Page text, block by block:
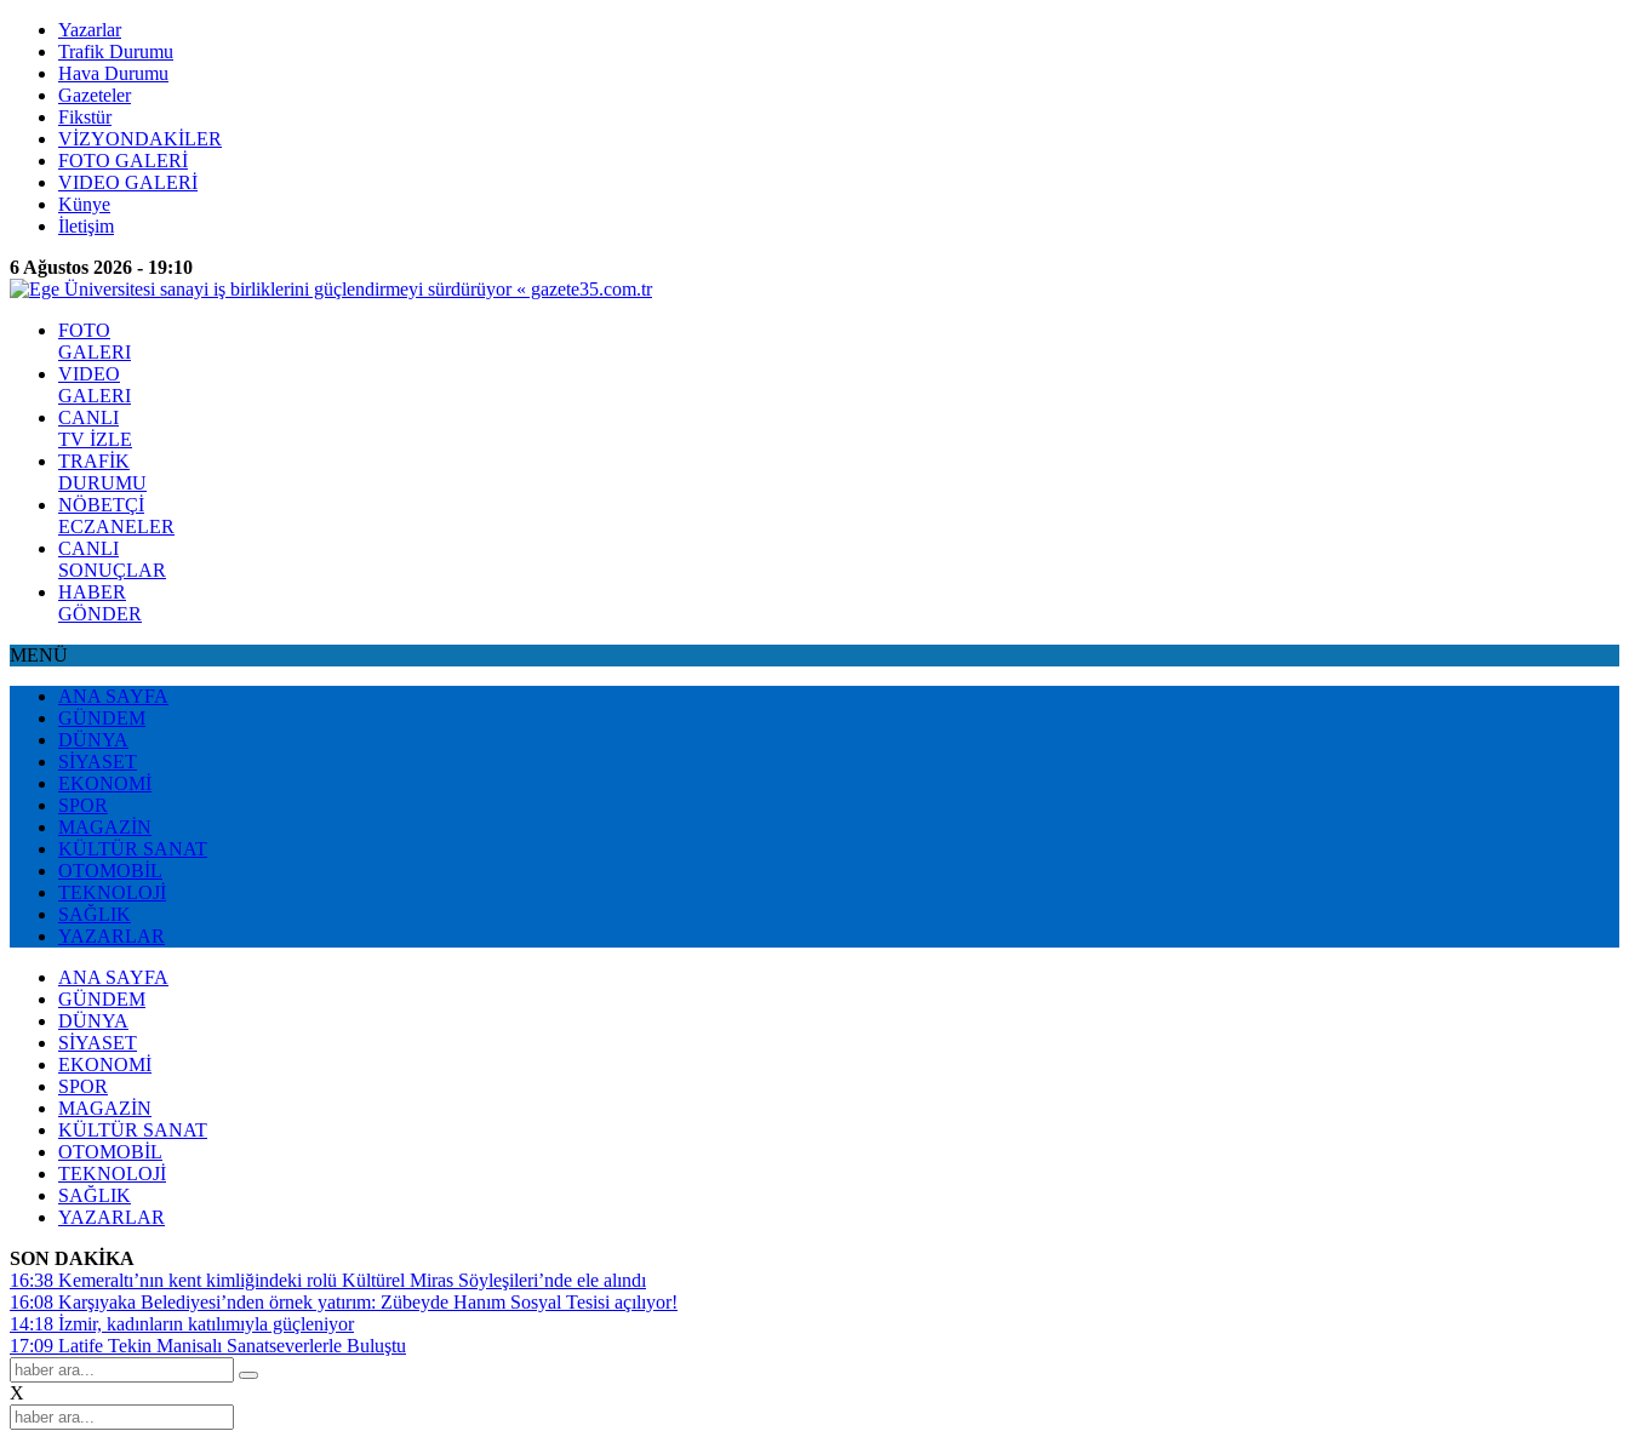
Yazarlar
Trafik Durumu
Hava Durumu
Gazeteler
Fikstür
VİZYONDAKİLER
FOTO GALERİ
VIDEO GALERİ
Künye
İletişim
6 Ağustos 2026 - 19:10
FOTO
GALERI
VIDEO
GALERI
CANLI
TV İZLE
TRAFİK
DURUMU
NÖBETÇİ
ECZANELER
CANLI
SONUÇLAR
HABER
GÖNDER
MENÜ
ANA SAYFA
GÜNDEM
DÜNYA
SİYASET
EKONOMİ
SPOR
MAGAZİN
KÜLTÜR SANAT
OTOMOBİL
TEKNOLOJİ
SAĞLIK
YAZARLAR
ANA SAYFA
GÜNDEM
DÜNYA
SİYASET
EKONOMİ
SPOR
MAGAZİN
KÜLTÜR SANAT
OTOMOBİL
TEKNOLOJİ
SAĞLIK
YAZARLAR
SON DAKİKA
16:38 Kemeraltı’nın kent kimliğindeki rolü Kültürel Miras Söyleşileri’nde ele alındı
16:08 Karşıyaka Belediyesi’nden örnek yatırım: Zübeyde Hanım Sosyal Tesisi açılıyor!
14:18 İzmir, kadınların katılımıyla güçleniyor
17:09 Latife Tekin Manisalı Sanatseverlerle Buluştu
X